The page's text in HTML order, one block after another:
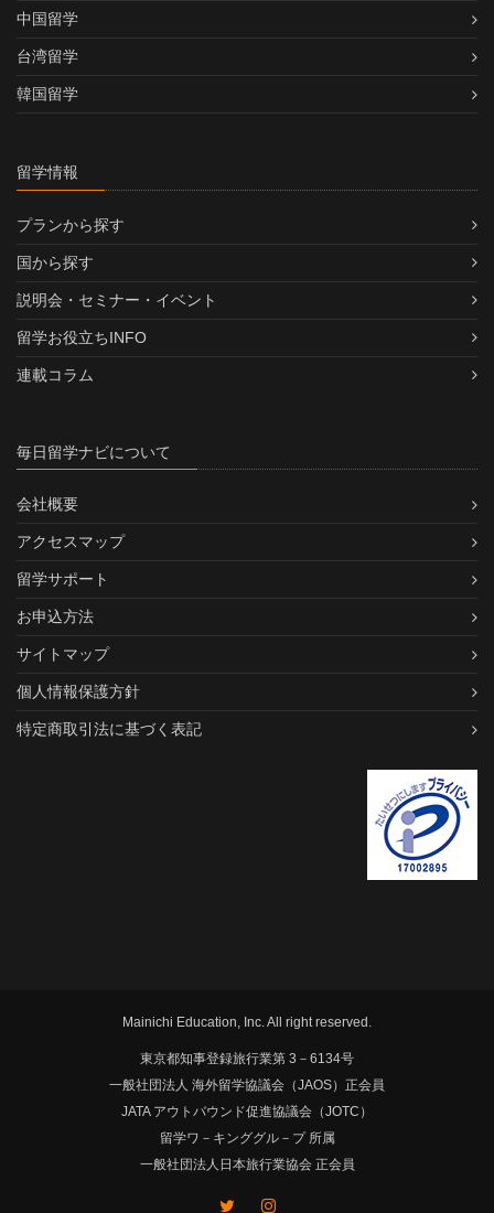
中国留学
台湾留学
韓国留学
留学情報
プランから探す
国から探す
説明会・セミナー・イベント
留学お役立ちINFO
連載コラム
毎日留学ナビについて
会社概要
アクセスマップ
留学サポート
お申込方法
サイトマップ
個人情報保護方針
特定商取引法に基づく表記
Mainichi Education, Inc. All right reserved.
東京都知事登録旅行業第 3－6134号
一般社団法人 海外留学協議会（JAOS）正会員
JATA アウトバウンド促進協議会（JOTC）
留学ワ－キンググル－プ 所属
一般社団法人日本旅行業協会 正会員